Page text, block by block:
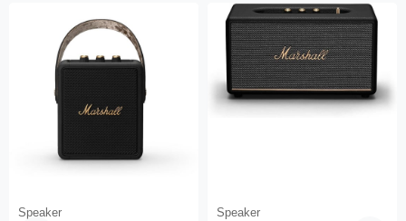
Speaker Speaker